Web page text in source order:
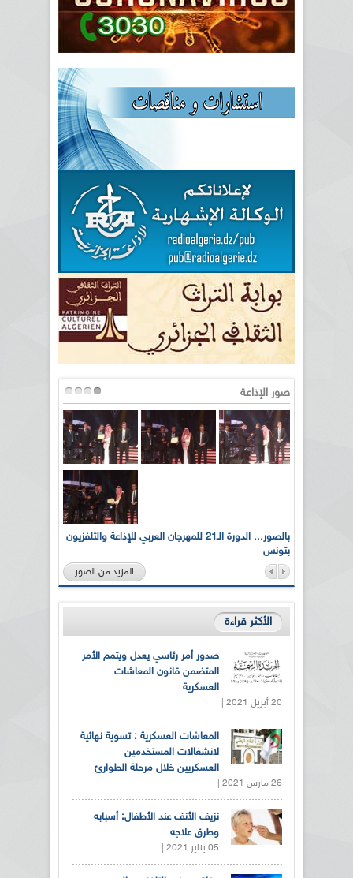
صور الإذاعة
بالصور... الدورة الـ21 للمهرجان العربي للإذاعة والتلفزيون
بتونس
المزيد من الصور
الأكثر قراءة
صدور أمر رئاسي يعدل ويتمم الأمر
المتضمن قانون المعاشات
العسكرية
20 أبريل 2021 |
المعاشات العسكرية : تسوية نهائية
لانشغالات المستخدمين
العسكريين خلال مرحلة الطوارئ
26 مارس 2021 |
نزيف الأنف عند الأطفال: أسبابه
وطرق علاجه
05 يناير 2021 |